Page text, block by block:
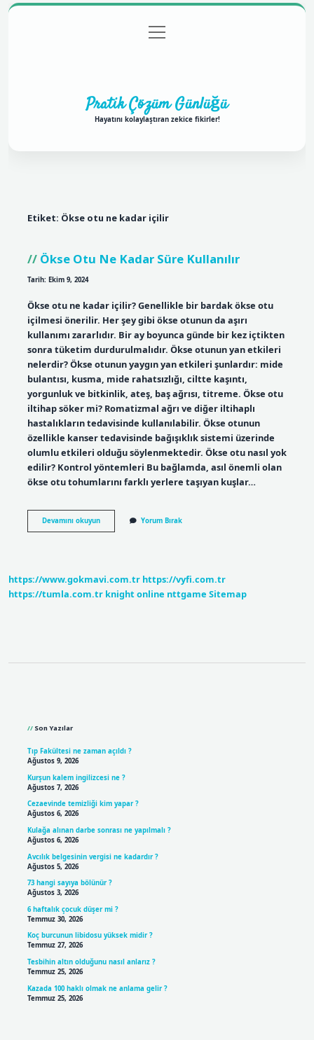
Gizlilik Politikası
menüyü
aç
Pratik Çözüm Günlüğü
Hayatını kolaylaştıran zekice fikirler!
Etiket: Ökse otu ne kadar içilir
Ökse Otu Ne Kadar Süre Kullanılır
Tarih: Ekim 9, 2024
Ökse otu ne kadar içilir? Genellikle bir bardak ökse otu
içilmesi önerilir. Her şey gibi ökse otunun da aşırı
kullanımı zararlıdır. Bir ay boyunca günde bir kez içtikten
sonra tüketim durdurulmalıdır. Ökse otunun yan etkileri
nelerdir? Ökse otunun yaygın yan etkileri şunlardır: mide
bulantısı, kusma, mide rahatsızlığı, ciltte kaşıntı,
yorgunluk ve bitkinlik, ateş, baş ağrısı, titreme. Ökse otu
iltihap söker mi? Romatizmal ağrı ve diğer iltihaplı
hastalıkların tedavisinde kullanılabilir. Ökse otunun
özellikle kanser tedavisinde bağışıklık sistemi üzerinde
olumlu etkileri olduğu söylenmektedir. Ökse otu nasıl yok
edilir? Kontrol yöntemleri Bu bağlamda, asıl önemli olan
ökse otu tohumlarını farklı yerlere taşıyan kuşlar…
Devamını okuyunÖkse
Otu
Yorum Bırak
https://www.gokmavi.com.tr https://vyfi.com.tr
https://tumla.com.tr knight online nttgame Sitemap
Son Yazılar
Tıp Fakültesi ne zaman açıldı ?
Ağustos 9, 2026
Kurşun kalem ingilizcesi ne ?
Ağustos 7, 2026
Cezaevinde temizliği kim yapar ?
Ağustos 6, 2026
Kulağa alınan darbe sonrası ne yapılmalı ?
Ağustos 6, 2026
Avcılık belgesinin vergisi ne kadardır ?
Ağustos 5, 2026
73 hangi sayıya bölünür ?
Ağustos 3, 2026
6 haftalık çocuk düşer mi ?
Temmuz 30, 2026
Koç burcunun libidosu yüksek midir ?
Temmuz 27, 2026
Tesbihin altın olduğunu nasıl anlarız ?
Temmuz 25, 2026
Kazada 100 haklı olmak ne anlama gelir ?
Temmuz 25, 2026